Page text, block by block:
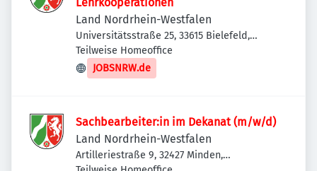
Land Nordrhein-Westfalen
Universitätsstraße 25, 33615 Bielefeld,
Deutschland
Teilweise Homeoffice
JOBSNRW.de
Sachbearbeiter:in im Dekanat (m/w/d)
Land Nordrhein-Westfalen
Artilleriestraße 9, 32427 Minden,